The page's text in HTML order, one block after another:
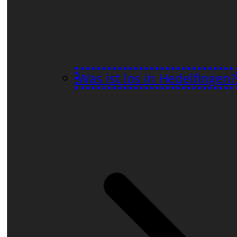
Was ist los in Hedelfingen?